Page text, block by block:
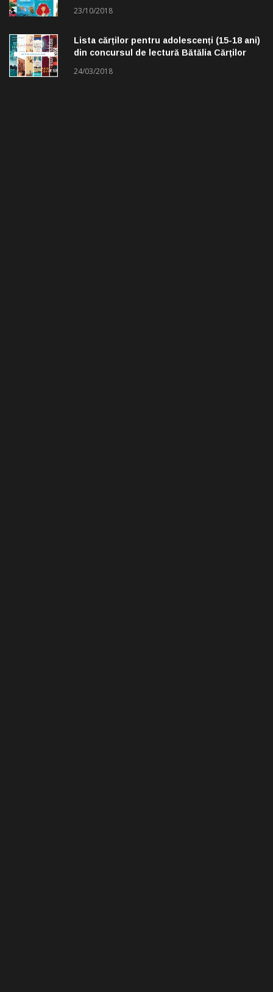
23/10/2018
Lista cărților pentru adolescenți (15-18 ani)
din concursul de lectură Bătălia Cărților
24/03/2018